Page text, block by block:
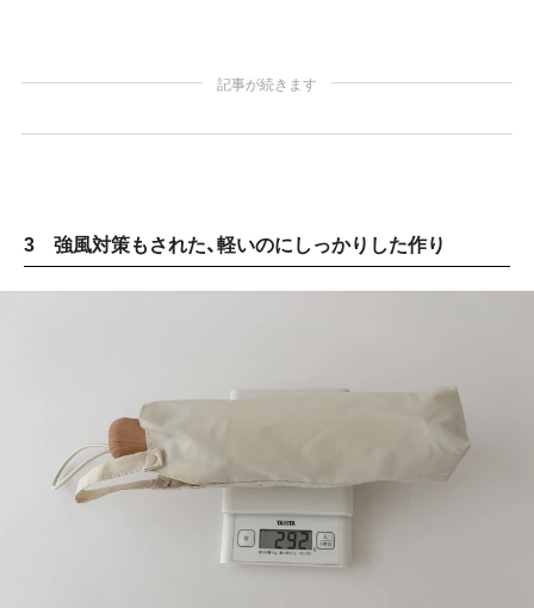
記事が続きます
3 強風対策もされた、軽いのにしっかりした作り